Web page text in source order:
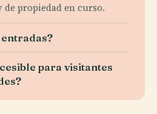
de propiedad en curso.
para visitantes